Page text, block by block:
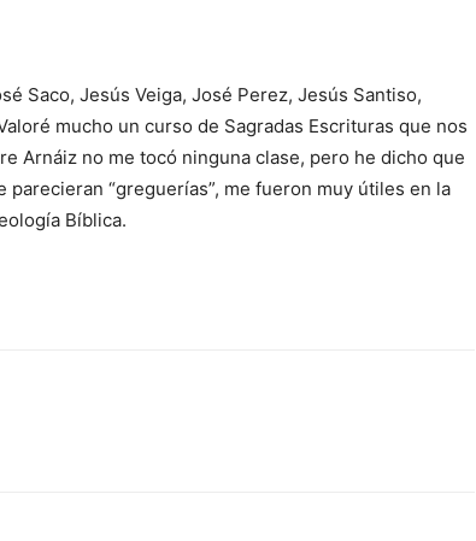
Saco, Jesús Veiga, José Perez, Jesús Santiso,
mucho un curso de Sagradas Escrituras que nos
Arnáiz no me tocó ninguna clase, pero he dicho que
“greguerías”, me fueron muy útiles en la
Bíblica.